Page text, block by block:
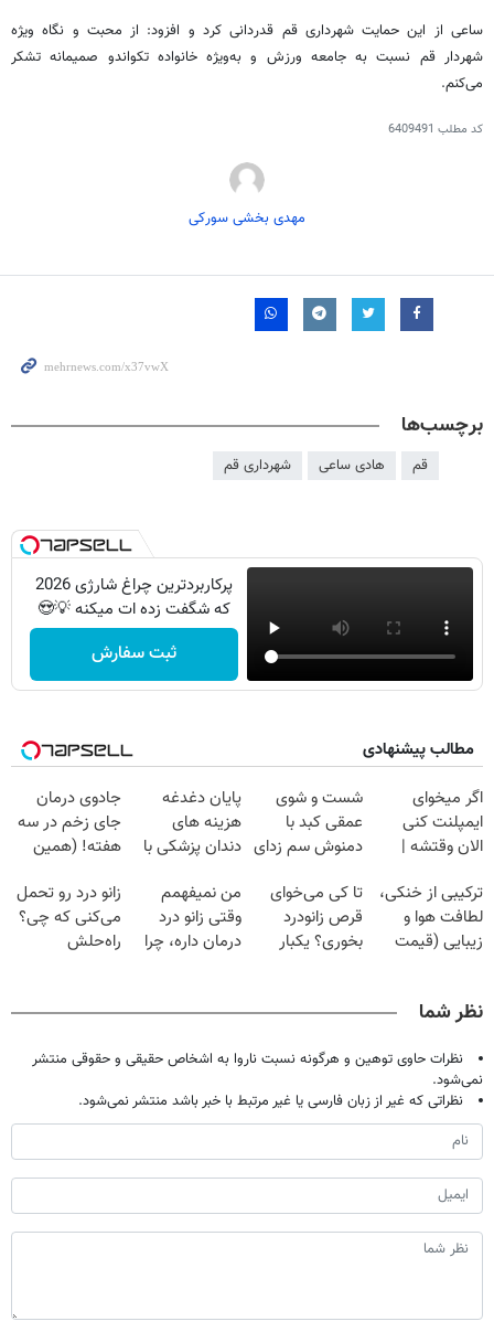
ساعی از این حمایت شهرداری قم قدردانی کرد و افزود: از محبت و نگاه ویژه
شهردار قم نسبت به جامعه ورزش و به‌ویژه خانواده تکواندو صمیمانه تشکر
می‌کنم.
کد مطلب 6409491
مهدی بخشی سورکی
برچسب‌ها
قم هادی ساعی شهرداری قم
پرکاربردترین چراغ شارژی 2026
که شگفت زده ات میکنه 💡😍
ثبت سفارش
مطالب پیشنهادی
اگر میخوای
ایمپلنت کنی
الان وقتشه |
میلیون تومان!!!
شست و شوی
عمقی کبد با
دمنوش سم زدای
پایان دغدغه
هزینه های
دندان پزشکی با
خانگی
جادوی درمان
جای زخم در سه
هفته! (همین
صحبت کنید)
ترکیبی از خنکی،
لطافت هوا و
زیبایی (قیمت
تا کی می‌خوای
قرص زانودرد
بخوری؟ یکبار
من نمیفهمم
وقتی زانو درد
درمان داره، چرا
زانو درد رو تحمل
می‌کنی که چی؟
راه‌حلش
نظر شما
نظرات حاوی توهین و هرگونه نسبت ناروا به اشخاص حقیقی و حقوقی منتشر
نمی‌شود.
نظراتی که غیر از زبان فارسی یا غیر مرتبط با خبر باشد منتشر نمی‌شود.